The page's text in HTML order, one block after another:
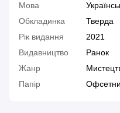
Мова
Обкладинка
Тверда
Рік видання
2021
Видавництво
Ранок
Жанр
Папір